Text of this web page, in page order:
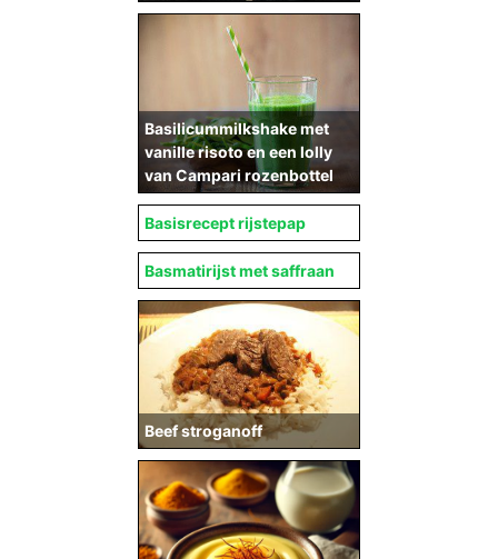
Basilicummilkshake met
vanille risoto en een lolly
van Campari rozenbottel
Basisrecept rijstepap
Basmatirijst met saffraan
Beef stroganoff